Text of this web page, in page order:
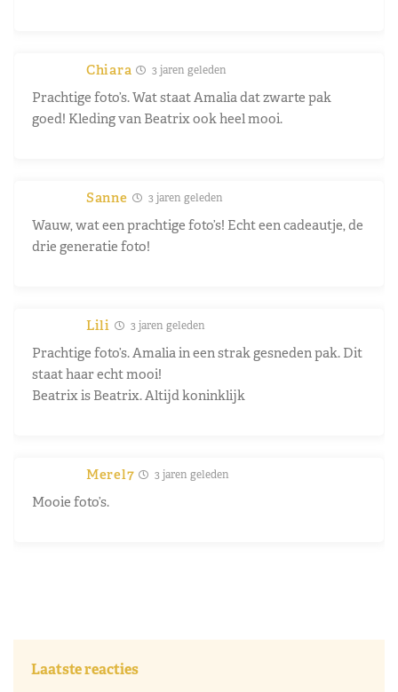
Chiara 3 jaren geleden
Prachtige foto’s. Wat staat Amalia dat zwarte pak
goed! Kleding van Beatrix ook heel mooi.
Sanne 3 jaren geleden
Wauw, wat een prachtige foto’s! Echt een cadeautje, de
drie generatie foto!
Lili 3 jaren geleden
Prachtige foto’s. Amalia in een strak gesneden pak. Dit
staat haar echt mooi!
Beatrix is Beatrix. Altijd koninklijk
Merel7 3 jaren geleden
Mooie foto’s.
Laatste reacties